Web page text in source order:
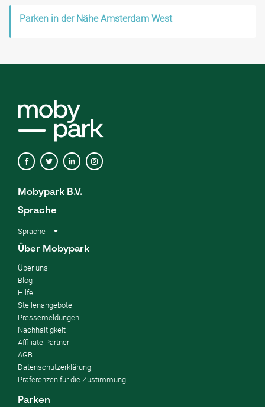
Parken in der Nähe Amsterdam West
Mobypark B.V.
Sprache
Sprache
Über Mobypark
Über uns
Blog
Hilfe
Stellenangebote
Pressemeldungen
Nachhaltigkeit
Affiliate Partner
AGB
Datenschutzerklärung
Präferenzen für die Zustimmung
Parken